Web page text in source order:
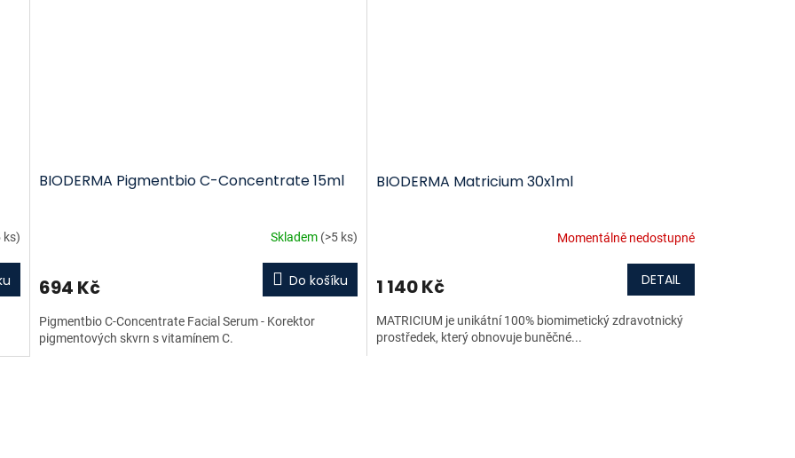
ks)
BIODERMA Pigmentbio C-Concentrate 15ml
Skladem (>5 ks)
694 Kč Do košíku
Pigmentbio C-Concentrate Facial Serum - Korektor
pigmentových skvrn s vitamínem C.
BIODERMA Matricium 30x1ml
Momentálně nedostupné
1 140 Kč DETAIL
MATRICIUM je unikátní 100% biomimetický zdravotnický
prostředek, který obnovuje buněčné...